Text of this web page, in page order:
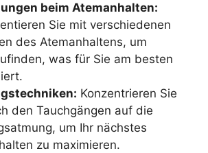
beim Atemanhalten:
Sie mit verschiedenen
des Atemanhaltens, um
was für Sie am besten
Konzentrieren Sie
den Tauchgängen auf die
um Ihr nächstes
zu maximieren.